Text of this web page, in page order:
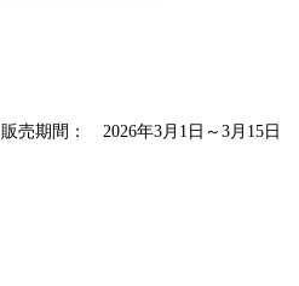
販売期間： 2026年3月1日～3月15日